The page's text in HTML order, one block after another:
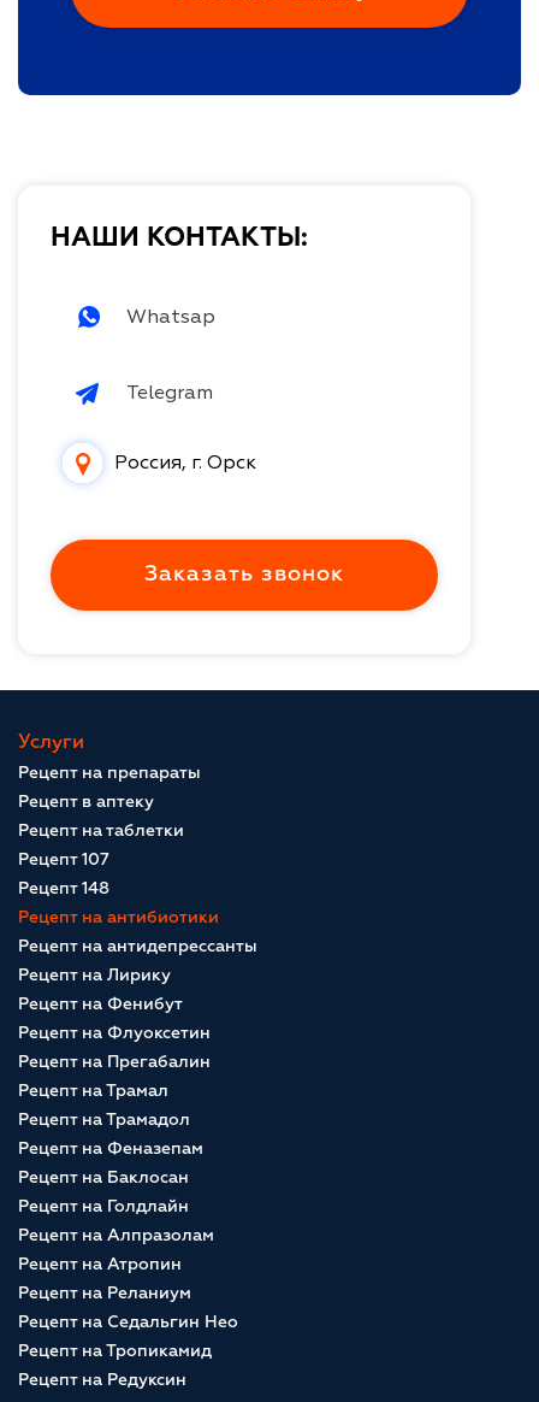
НАШИ КОНТАКТЫ:
Whatsap
Telegram
Россия, г. Орск
Заказать звонок
Услуги
Рецепт на препараты
Рецепт в аптеку
Рецепт на таблетки
Рецепт 107
Рецепт 148
Рецепт на антибиотики
Рецепт на антидепрессанты
Рецепт на Лирику
Рецепт на Фенибут
Рецепт на Флуоксетин
Рецепт на Прегабалин
Рецепт на Трамал
Рецепт на Трамадол
Рецепт на Феназепам
Рецепт на Баклосан
Рецепт на Голдлайн
Рецепт на Алпразолам
Рецепт на Атропин
Рецепт на Реланиум
Рецепт на Седальгин Нео
Рецепт на Тропикамид
Рецепт на Редуксин